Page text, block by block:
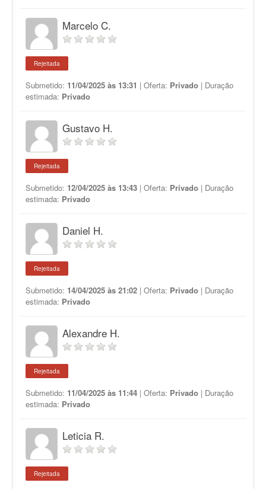
Marcelo C.
Rejeitada
Submetido: 11/04/2025 às 13:31 | Oferta: Privado | Duração
estimada: Privado
Gustavo H.
Rejeitada
Submetido: 12/04/2025 às 13:43 | Oferta: Privado | Duração
estimada: Privado
Daniel H.
Rejeitada
Submetido: 14/04/2025 às 21:02 | Oferta: Privado | Duração
estimada: Privado
Alexandre H.
Rejeitada
Submetido: 11/04/2025 às 11:44 | Oferta: Privado | Duração
estimada: Privado
Leticia R.
Rejeitada